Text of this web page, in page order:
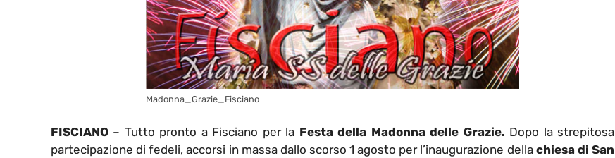
Madonna_Grazie_Fisciano
FISCIANO – Tutto pronto a Fisciano per la Festa della Madonna delle Grazie. Dopo la strepitosa
partecipazione di fedeli, accorsi in massa dallo scorso 1 agosto per l’inaugurazione della chiesa di San